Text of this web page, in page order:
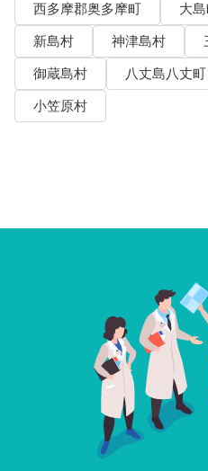
西多摩郡奥多摩町
大
新島村
神津島村
御蔵島村
八丈島八丈町
小笠原村